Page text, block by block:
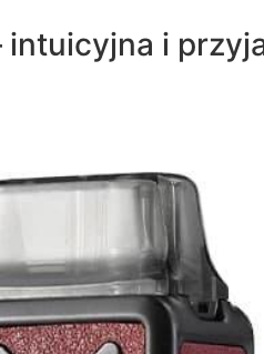
intuicyjna i